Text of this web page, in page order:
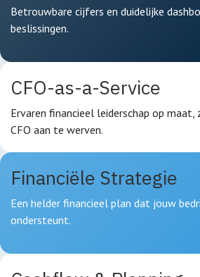
CFO-as-a-Service
Ervaren financieel leiderschap op
CFO aan te werven.
Betrouwbare cijfers en duidelijke
beslissingen.
Financiële Strategie
Een helder financieel plan dat jouw
ondersteunt.